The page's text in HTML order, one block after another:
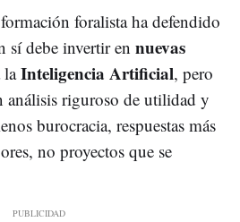
foralista ha defendido
sí debe invertir en nuevas
laInteligencia Artificial, pero
análisis riguroso de utilidad y
burocracia, respuestas más
no proyectos que se